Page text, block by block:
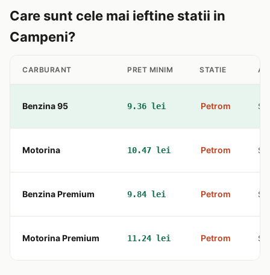
Care sunt cele mai ieftine statii in
Campeni?
CARBURANT PRET MINIM STATIE
Benzina 95 9.36 lei Petrom
Motorina 10.47 lei Petrom
Benzina Premium 9.84 lei Petrom
Motorina Premium 11.24 lei Petrom